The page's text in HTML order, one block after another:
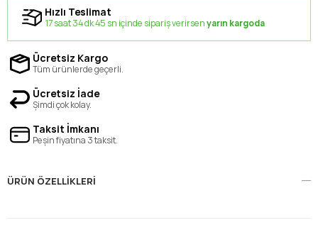
Hızlı Teslimat
17 saat 34 dk 45 sn içinde sipariş verirsenyarın kargoda
Ücretsiz Kargo
Tüm ürünlerde geçerli.
Ücretsiz İade
Şimdi çok kolay.
Taksit İmkanı
Peşin fiyatına 3 taksit.
ÜRÜN ÖZELLIKLERI